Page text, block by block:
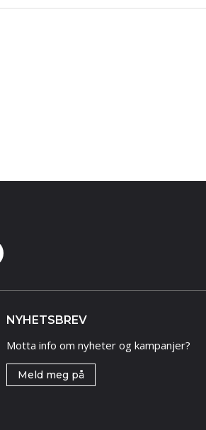
NYHETSBREV
Motta info om nyheter og kampanjer?
Meld meg på